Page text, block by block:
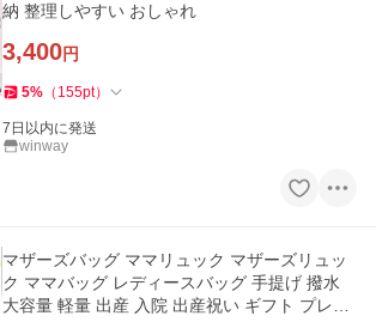
納 整理しやすい おしゃれ
3,400円
5% （ 155pt）
7日以内に発送
winway
マザーズバッグ ママリュック マザーズリュッ
ク ママバッグ レディースバッグ 手提げ 撥水
大容量 軽量 出産 入院 出産祝い ギフト プレゼ